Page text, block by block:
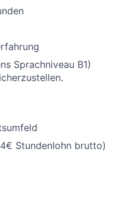
Sprachniveau B1)
Stundenlohn brutto)